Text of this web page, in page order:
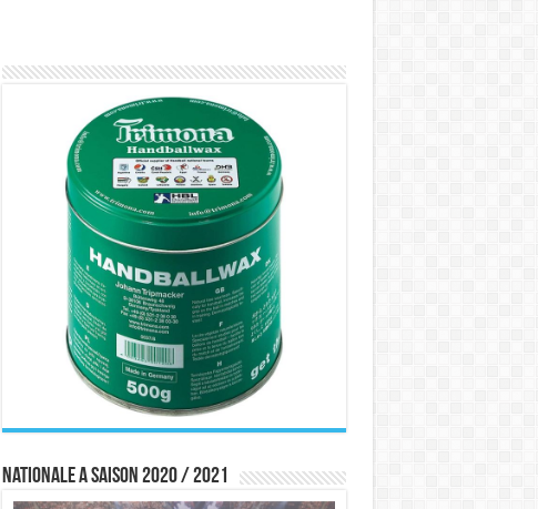
Nationale A saison 2020 / 2021